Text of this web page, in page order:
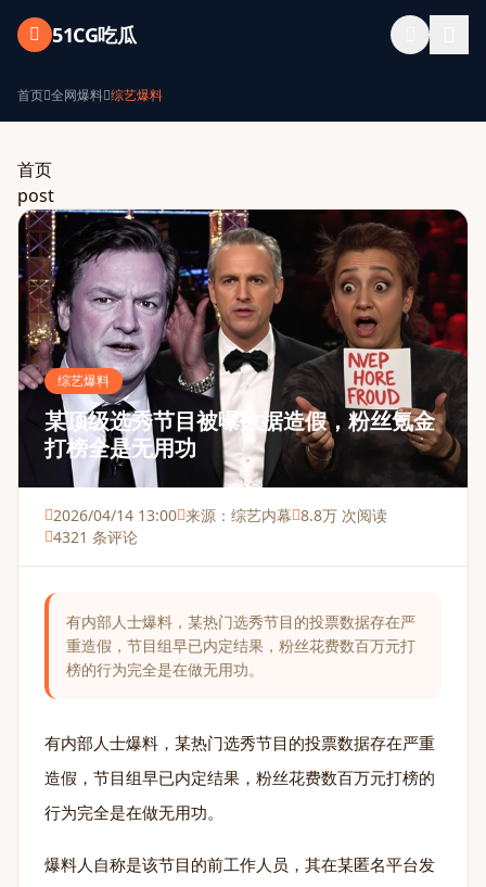
跳过导航
51CG吃瓜
首页 全网爆料 综艺爆料
首页
post
综艺爆料
某顶级选秀节目被曝数据造假，粉丝氪金
打榜全是无用功
2026/04/14 13:00 来源：综艺内幕 8.8万 次阅读
4321 条评论
有内部人士爆料，某热门选秀节目的投票数据存在严
重造假，节目组早已内定结果，粉丝花费数百万元打
榜的行为完全是在做无用功。
有内部人士爆料，某热门选秀节目的投票数据存在严重
造假，节目组早已内定结果，粉丝花费数百万元打榜的
行为完全是在做无用功。
爆料人自称是该节目的前工作人员，其在某匿名平台发